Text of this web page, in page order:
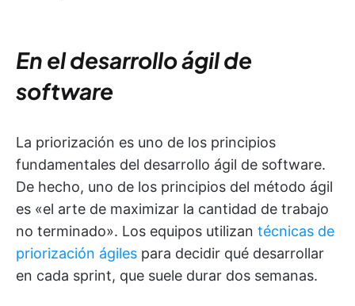
En el desarrollo ágil de
software
La priorización es uno de los principios
fundamentales del desarrollo ágil de software.
De hecho, uno de los principios del método ágil
es «el arte de maximizar la cantidad de trabajo
no terminado». Los equipos utilizan técnicas de
priorización ágiles para decidir qué desarrollar
en cada sprint, que suele durar dos semanas.